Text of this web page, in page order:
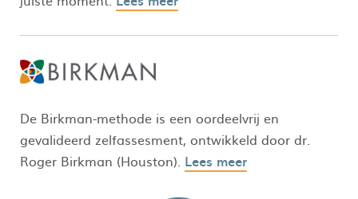
De Birkman-methode is een oordeelvrij en
gevalideerd zelfassesment, ontwikkeld door dr.
Roger Birkman (Houston). Lees meer